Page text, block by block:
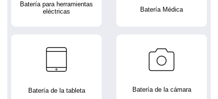
Batería para herramientas
eléctricas
Batería Médica
Batería de la tableta Batería de la cámara